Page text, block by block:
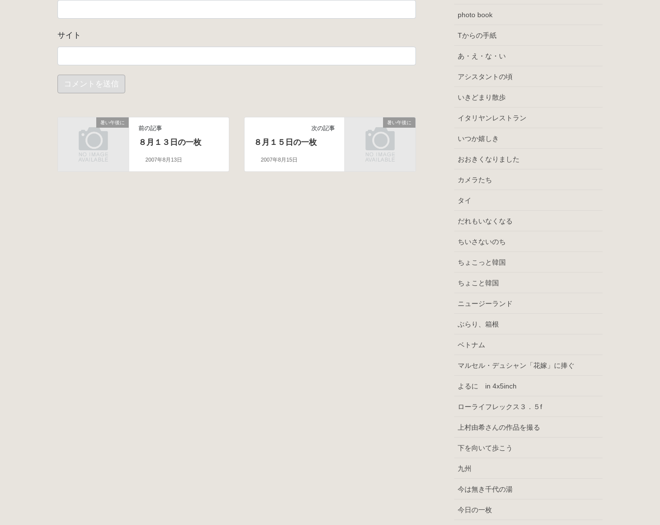
サイト
暑い午後に
前の記事
８月１３日の一枚
2007年8月13日
暑い午後に
次の記事
８月１５日の一枚
2007年8月15日
photo book
Tからの手紙
あ・え・な・い
アシスタントの頃
いきどまり散歩
イタリヤンレストラン
いつか嬉しき
おおきくなりました
カメラたち
タイ
だれもいなくなる
ちいさないのち
ちょこっと韓国
ちょこと韓国
ニュージーランド
ぶらり、箱根
ベトナム
マルセル・デュシャン「花嫁」に捧ぐ
よるに in 4x5inch
ローライフレックス３．５f
上村由希さんの作品を撮る
下を向いて歩こう
九州
今は無き千代の湯
今日の一枚